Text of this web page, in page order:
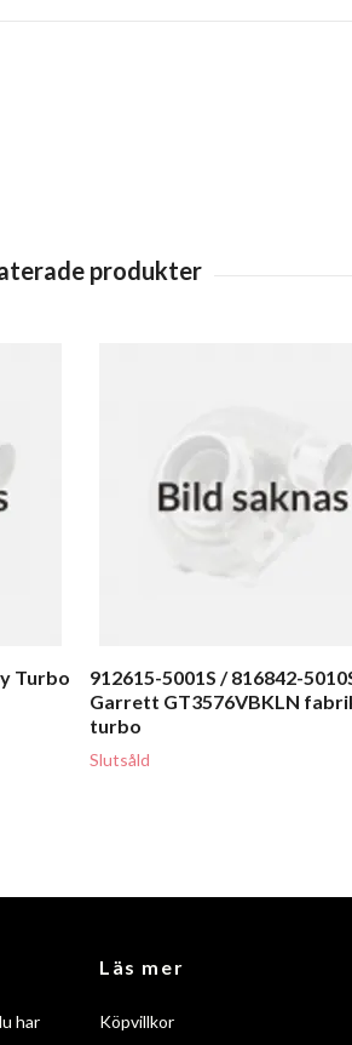
Turbo
912615-5001S / 816842-
Garrett GT3576VBKLN
turbo
Slutsåld
har
Läs mer
Köpvillkor